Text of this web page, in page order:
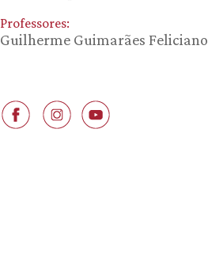
Professores:
Guilherme Guimarães Feliciano